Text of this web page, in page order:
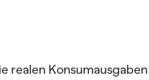
realen